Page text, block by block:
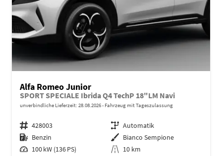
Alfa Romeo Junior
SPORT SPECIALE Ibrida Q4 TechP 18"LM Navi
unverbindliche Lieferzeit: 28.08.2026 Fahrzeug mit Tageszulassung
Fahrzeugnr. 428003 Getriebe Automatik
Kraftstoff Benzin Außenfarbe Bianco Sempione
Leistung 100 kW (136 PS) Kilometerstand 10 km